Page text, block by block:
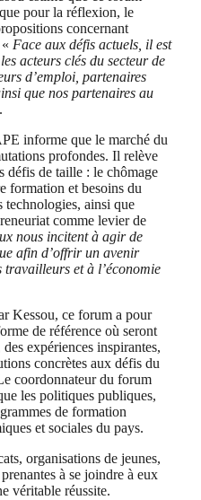
pour la réflexion, le
concernant
Face aux défis actuels, il est
acteurs clés du secteur de
d’emploi, partenaires
que nos partenaires au
informe que le marché du
profondes. Il relève
défis de taille : le chômage
formation et besoins du
technologies, ainsi que
comme levier de
nous incitent à agir de
afin d’offrir un avenir
travailleurs et à l’économie
Kessou, ce forum a pour
de référence où seront
expériences inspirantes,
concrètes aux défis du
coordonnateur du forum
les politiques publiques,
de formation
et sociales du pays.
organisations de jeunes,
à se joindre à eux
véritable réussite.